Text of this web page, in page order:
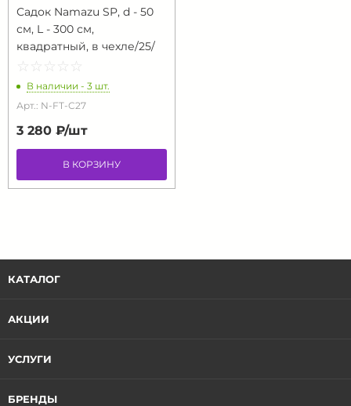
Садок Namazu SP, d - 50
см, L - 300 см,
квадратный, в чехле/25/
☆ ☆ ☆ ☆ ☆
★ ★ ★ ★ ★
В наличии - 3 шт.
Арт.: N-FT-C27
3 280 ₽/шт
В КОРЗИНУ
КАТАЛОГ
АКЦИИ
УСЛУГИ
БРЕНДЫ